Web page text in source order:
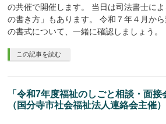
の共催で開催します。 当日は司法書士に
の書き方」もあります。 令和７年４月か
の書式について、一緒に確認しましょう。
この記事を読む
「令和7年度福祉のしごと相談・面
（国分寺市社会福祉法人連絡会主催）